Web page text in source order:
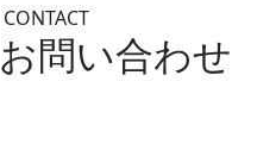
CONTACT
お問い合わせ